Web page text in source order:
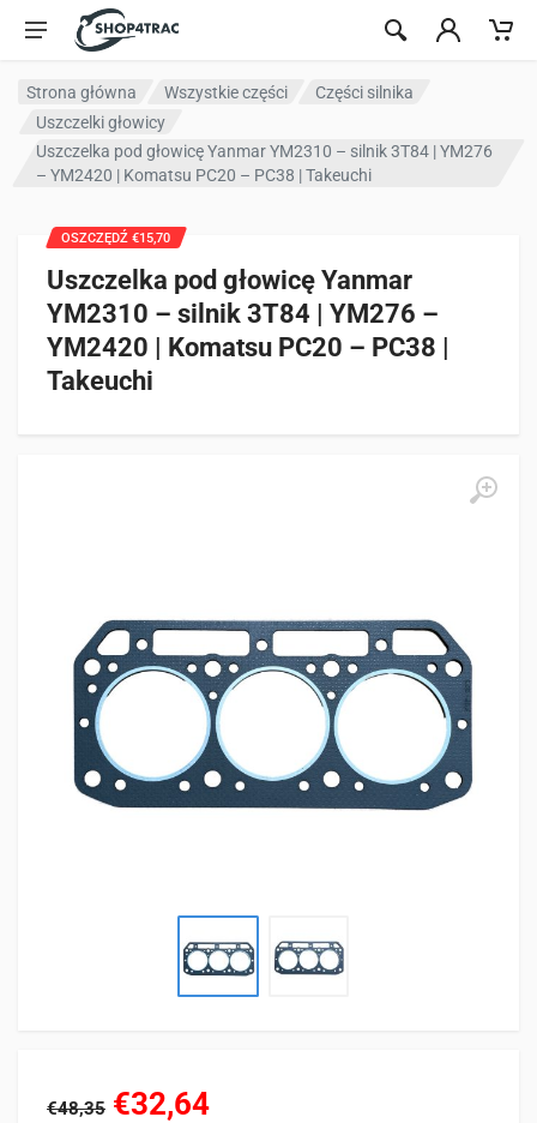
Przejdź do treści
Strona główna Wszystkie części
Części silnika
Uszczelki głowicy
Uszczelka pod głowicę Yanmar YM2310 – silnik 3T84 | YM276
– YM2420 | Komatsu PC20 – PC38 | Takeuchi
Uszczelka pod głowicę Yanmar
YM2310 – silnik 3T84 | YM276 –
YM2420 | Komatsu PC20 – PC38 |
Takeuchi
OSZCZĘDŹ €15,70
€48,35 €32,64